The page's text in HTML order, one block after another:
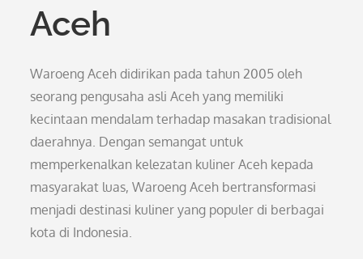
Aceh
Waroeng Aceh didirikan pada tahun 2005 oleh
seorang pengusaha asli Aceh yang memiliki
kecintaan mendalam terhadap masakan tradisional
daerahnya. Dengan semangat untuk
memperkenalkan kelezatan kuliner Aceh kepada
masyarakat luas, Waroeng Aceh bertransformasi
menjadi destinasi kuliner yang populer di berbagai
kota di Indonesia.